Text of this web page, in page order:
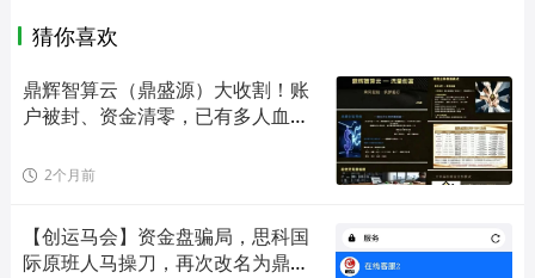
猜你喜欢
鼎辉智算云（鼎盛源）大收割！账
户被封、资金清零，已有多人血本
2个月前
【创运马会】资金盘骗局，思科国
际原班人马操刀，再次改名为鼎盛